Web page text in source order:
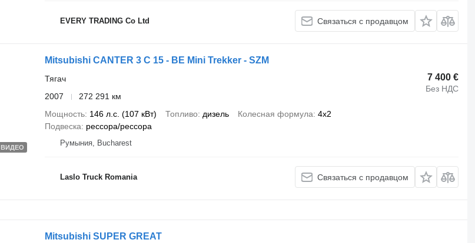
EVERY TRADING Co Ltd Связаться с продавцом
ВИДЕО
Mitsubishi CANTER 3 C 15 - BE Mini Trekker - SZM
7 400 €
Без НДС
Тягач
2007
272 291 км
Мощность 146 л.с. (107 кВт) Топливо дизель Колесная формула 4x2
Подвеска
рессора/рессора
Румыния, Bucharest
Laslo Truck Romania Связаться с продавцом
Mitsubishi SUPER GREAT